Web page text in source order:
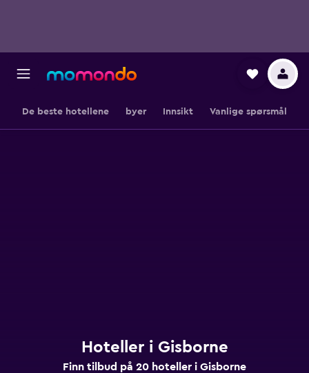
De beste hotellene byer Innsikt Vanlige spørsmål
Hoteller i Gisborne
Finn tilbud på 20 hoteller i Gisborne